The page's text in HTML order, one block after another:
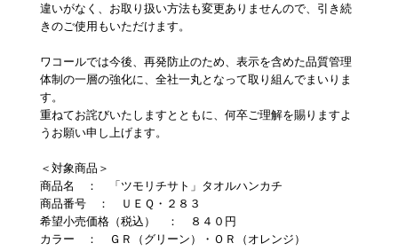
ワコールウェブストア
公式アプリ
ニュース＆トピックス
企業情報
違いがなく、お取り扱い方法も変更ありませんので、引き続
きのご使用もいただけます。
ワコールでは今後、再発防止のため、表示を含めた品質管理
体制の一層の強化に、全社一丸となって取り組んでまいりま
す。
重ねてお詫びいたしますとともに、何卒ご理解を賜りますよ
うお願い申し上げます。
＜対象商品＞
商品名 ： 「ツモリチサト」タオルハンカチ
商品番号 ： ＵＥＱ・２８３
希望小売価格（税込） ： ８４０円
カラー ： ＧＲ（グリーン）・ＯＲ（オレンジ）